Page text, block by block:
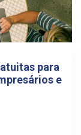
para
e